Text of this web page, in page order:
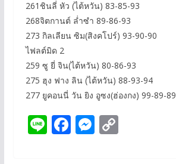
261ชินลี่ หัว (ไต้หวัน) 83-85-93
268จิตกานต์ ล่ำซำ 89-86-93
273 กิลเลียน ซิม(สิงคโปร์) 93-90-90
ไฟลต์มิด 2
259 ซู ยี่ จิน(ไต้หวัน) 80-86-93
275 ฮุง ฟาง ลิน (ไต้หวัน) 88-93-94
277 ยูคอนนี่ วัน ยิง อูซง(ฮ่องกง) 99-89-89
Li F M C